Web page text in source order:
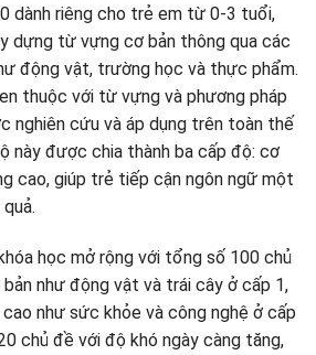
dành riêng cho trẻ em từ 0-3 tuổi,
dựng từ vựng cơ bản thông qua các
động vật, trường học và thực phẩm.
thuộc với từ vựng và phương pháp
nghiên cứu và áp dụng trên toàn thế
này được chia thành ba cấp độ: cơ
cao, giúp trẻ tiếp cận ngôn ngữ một
học mở rộng với tổng số 100 chủ
như động vật và trái cây ở cấp 1,
như sức khỏe và công nghệ ở cấp
chủ đề với độ khó ngày càng tăng,